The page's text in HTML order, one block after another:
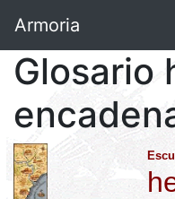
Armoria
Glosario